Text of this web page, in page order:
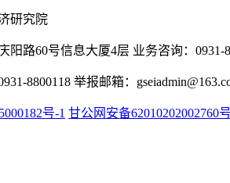
研究院
阳路60号信息大厦4层 业务咨询：0931-
8800118 举报邮箱：
号-1 甘公网安备62010202002760号